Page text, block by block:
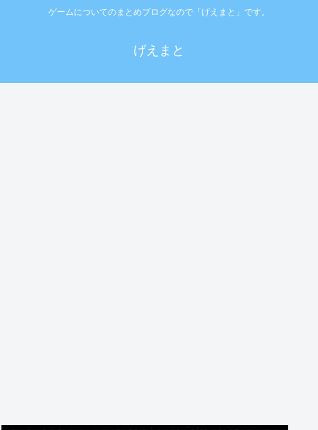
ゲームについてのまとめブログなので「げえまと」です。
げえまと